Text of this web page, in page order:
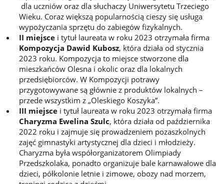
dla uczniów oraz dla słuchaczy Uniwersytetu Trzeciego
Wieku. Coraz większą popularnością cieszy się usługa
wypożyczania sprzętu do zabiegów fizykalnych.
II miejscei tytuł laureata w roku 2023 otrzymała firma
Kompozycja Dawid Kubosz, która działa od stycznia
2023 roku. Kompozycja to miejsce stworzone dla
mieszkańców Olesna i okolic oraz dla lokalnych
przedsiębiorców. W Kompozycji potrawy
przygotowywane są głównie z produktów lokalnych –
przede wszystkim z „Oleskiego Koszyka”.
III miejscei tytuł laureata w roku 2023 otrzymała firma
Charyzma Ewelina Szulc, która działa od października
2022 roku i zajmuje się prowadzeniem pozaszkolnych
zajęć gimnastyki artystycznej dla dzieci i młodzieży.
Charyzma była współorganizatorem Olimpiady
Przedszkolaka, ponadto organizuje bale karnawałowe dla
dzieci, półkolonie letnie i zimowe, obozy nad morzem,